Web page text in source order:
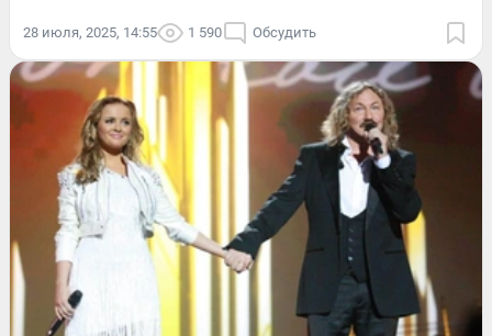
28 июля, 2025, 14:55 1 590 Обсудить